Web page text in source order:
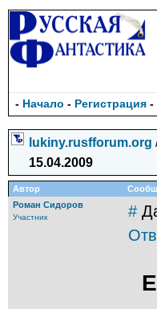
- Начало - Регистрация -
lukiny.rusfforum.org
15.04.2009
Автор
Роман Сидоров
Участник #